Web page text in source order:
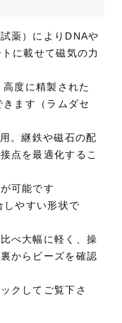
薬）によりDNAや
に載せて磁気の力
度に精製された
ます（ラムダセ
。継鉄や磁石の配
点を最適化するこ
可能です
しやすい形状で
べ大幅に軽く、操
からビーズを確認
クしてご覧下さ